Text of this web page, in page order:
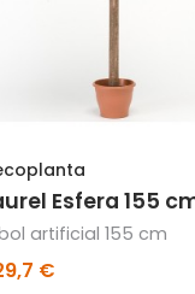
Esfera 155
artificial 155 cm
€